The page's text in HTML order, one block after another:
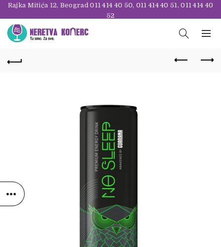
Rajka Mitića 12, Beograd011 414 40 50, 011 414 40 51,011 414 40
52